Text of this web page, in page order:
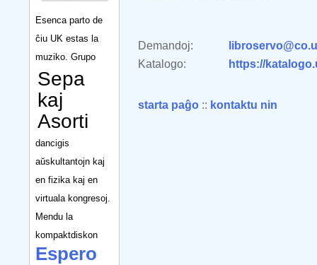
Esenca parto de
ĉiu UK estas la
muziko. Grupo
Sepa
kaj
Asorti
dancigis
aŭskultantojn kaj
en fizika kaj en
virtuala kongresoj.
Mendu la
kompaktdiskon
Espero
Demandoj:
Katalogo:
https://
starta paĝo :: kontaktu nin